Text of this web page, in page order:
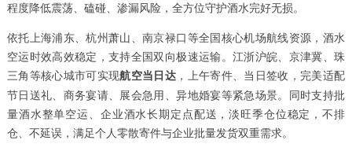
程度降低震荡、磕碰、渗漏风险，全方位守护酒水完好无损。
依托上海浦东、杭州萧山、南京禄口等全国核心机场航线资源，酒水
空运时效高效稳定，支持全国双向极速运输。江浙沪皖、京津冀、珠
三角等核心城市可实现航空当日达 ，上午寄件、当日签收，完美适配
节日送礼、商务宴请、展会急用、异地婚宴等紧急场景。同时支持批
量酒水整单空运、企业酒水长期定点配送，淡旺季仓位稳定，不排
仓、不延误，满足个人零散寄件与企业批量发货双重需求。